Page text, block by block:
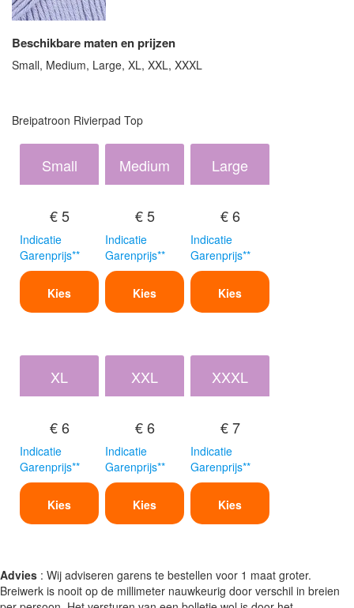
Beschikbare maten en prijzen
Small, Medium, Large, XL, XXL, XXXL
Breipatroon Rivierpad Top
Small
€ 5
Indicatie
Garenprijs**
Kies
Medium
€ 5
Indicatie
Garenprijs**
Kies
Large
€ 6
Indicatie
Garenprijs**
Kies
XL
€ 6
Indicatie
Garenprijs**
Kies
XXL
€ 6
Indicatie
Garenprijs**
Kies
XXXL
€ 7
Indicatie
Garenprijs**
Kies
Advies : Wij adviseren garens te bestellen voor 1 maat groter.
Breiwerk is nooit op de millimeter nauwkeurig door verschil in breien